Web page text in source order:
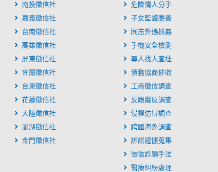
南投徵信社
嘉義徵信社
台南徵信社
高雄徵信社
屏東徵信社
宜蘭徵信社
台東徵信社
花蓮徵信社
大陸徵信社
澎湖徵信社
金門徵信社
危險情人分手
子女監護贍養
同志外遇抓姦
手機安全檢測
尋人找人查址
債務協商催收
工商徵信調查
反跟蹤反調查
侵權仿冒調查
跨國海外調查
訴訟證據蒐集
徵信詐騙手法
醫療糾紛處理